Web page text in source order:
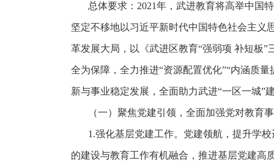
总体要求： 2021年，武进教育将高举中国
坚定不移地以习近平新时代中国特色社会主义
革发展大局，以《武进区教育“强弱项 补短板
全为保障，全力推进“资源配置优化”“内涵质
新与事业稳定发展，全面助力武进“一区一城”
（一）聚焦党建引领，全面加强党对教育
1.强化基层党建工作。党建领航，提升学
的建设与教育工作有机融合，推进基层党建高